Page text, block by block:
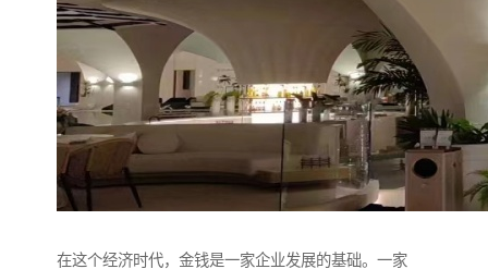
在这个经济时代，金钱是一家企业发展的基础。一家